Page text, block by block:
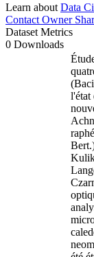
Learn about Data
Contact Owner
Dataset Metrics
0 Downloads
l'état